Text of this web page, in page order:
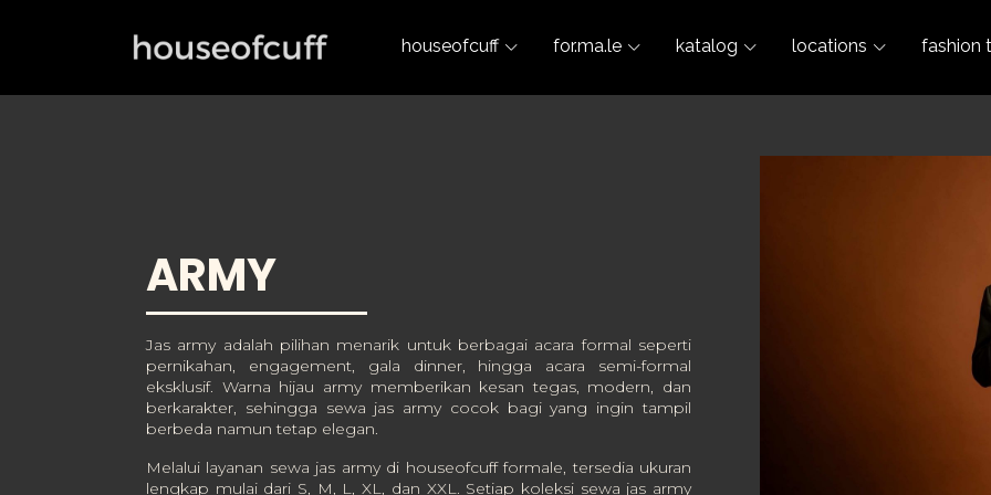
houseofcuff for.ma.le katalog locations fashion
ARMY
Jas army adalah pilihan menarik untuk berbagai acara formal seperti
pernikahan, engagement, gala dinner, hingga acara semi-formal
eksklusif. Warna hijau army memberikan kesan tegas, modern, dan
berkarakter, sehingga sewa jas army cocok bagi yang ingin tampil
berbeda namun tetap elegan.
Melalui layanan sewa jas army di houseofcuff formale, tersedia ukuran
lengkap mulai dari S, M, L, XL, dan XXL. Setiap koleksi sewa jas army